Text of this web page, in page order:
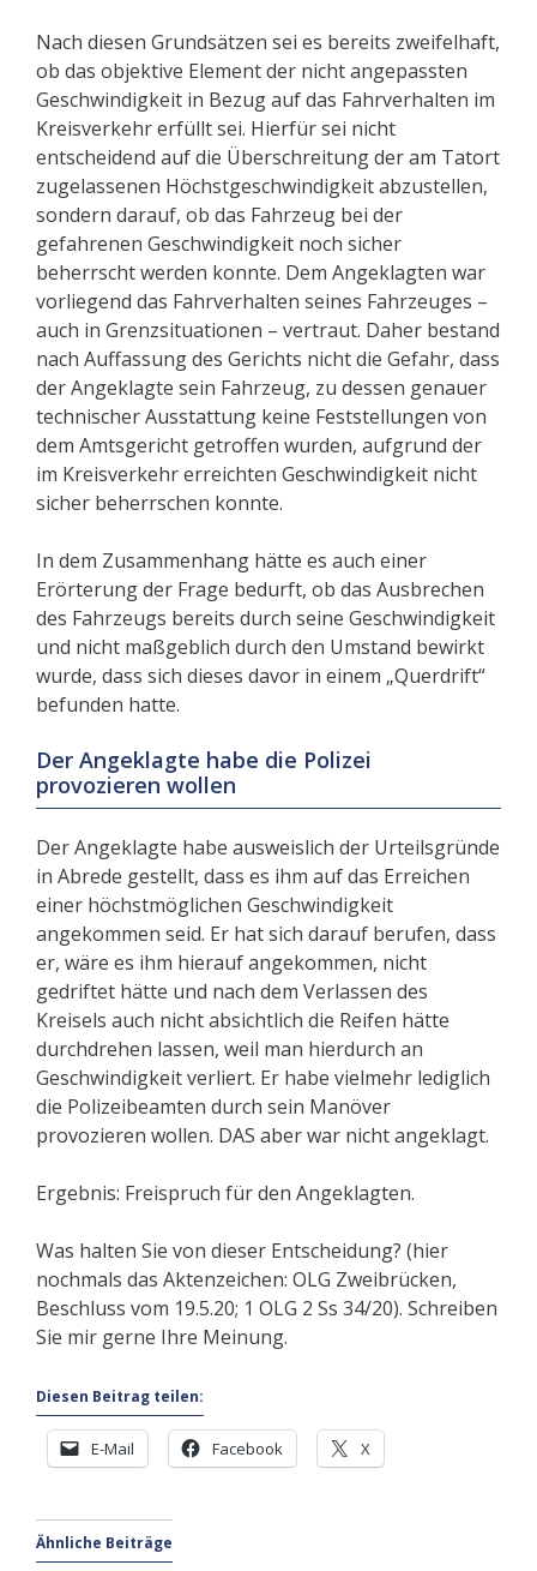
Nach diesen Grundsätzen sei es bereits zweifelhaft,
ob das objektive Element der nicht angepassten
Geschwindigkeit in Bezug auf das Fahrverhalten im
Kreisverkehr erfüllt sei. Hierfür sei nicht
entscheidend auf die Überschreitung der am Tatort
zugelassenen Höchstgeschwindigkeit abzustellen,
sondern darauf, ob das Fahrzeug bei der
gefahrenen Geschwindigkeit noch sicher
beherrscht werden konnte. Dem Angeklagten war
vorliegend das Fahrverhalten seines Fahrzeuges –
auch in Grenzsituationen – vertraut. Daher bestand
nach Auffassung des Gerichts nicht die Gefahr, dass
der Angeklagte sein Fahrzeug, zu dessen genauer
technischer Ausstattung keine Feststellungen von
dem Amtsgericht getroffen wurden, aufgrund der
im Kreisverkehr erreichten Geschwindigkeit nicht
sicher beherrschen konnte.
In dem Zusammenhang hätte es auch einer
Erörterung der Frage bedurft, ob das Ausbrechen
des Fahrzeugs bereits durch seine Geschwindigkeit
und nicht maßgeblich durch den Umstand bewirkt
wurde, dass sich dieses davor in einem „Querdrift“
befunden hatte.
Der Angeklagte habe die Polizei
provozieren wollen
Der Angeklagte habe ausweislich der Urteilsgründe
in Abrede gestellt, dass es ihm auf das Erreichen
einer höchstmöglichen Geschwindigkeit
angekommen seid. Er hat sich darauf berufen, dass
er, wäre es ihm hierauf angekommen, nicht
gedriftet hätte und nach dem Verlassen des
Kreisels auch nicht absichtlich die Reifen hätte
durchdrehen lassen, weil man hierdurch an
Geschwindigkeit verliert. Er habe vielmehr lediglich
die Polizeibeamten durch sein Manöver
provozieren wollen. DAS aber war nicht angeklagt.
Ergebnis: Freispruch für den Angeklagten.
Was halten Sie von dieser Entscheidung? (hier
nochmals das Aktenzeichen: OLG Zweibrücken,
Beschluss vom 19.5.20; 1 OLG 2 Ss 34/20). Schreiben
Sie mir gerne Ihre Meinung.
Diesen Beitrag teilen:
E-Mail Facebook X
Ähnliche Beiträge